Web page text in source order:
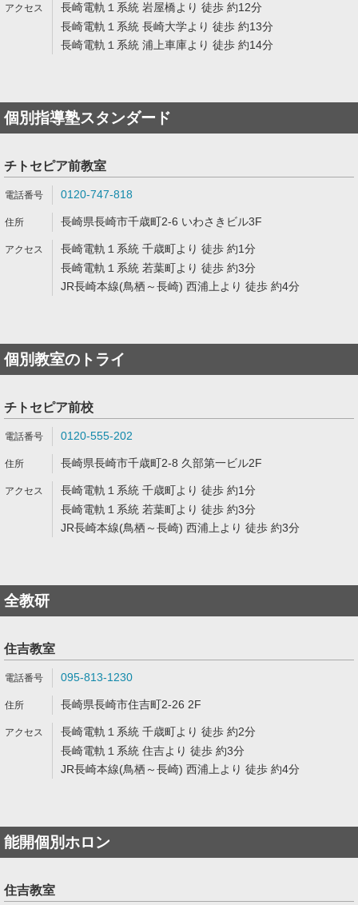
長崎電軌１系統 岩屋橋より 徒歩 約12分
長崎電軌１系統 長崎大学より 徒歩 約13分
長崎電軌１系統 浦上車庫より 徒歩 約14分
個別指導塾スタンダード
チトセピア前教室
0120-747-818
長崎県長崎市千歳町2-6 いわさきビル3F
長崎電軌１系統 千歳町より 徒歩 約1分
長崎電軌１系統 若葉町より 徒歩 約3分
JR長崎本線(鳥栖～長崎) 西浦上より 徒歩 約4分
個別教室のトライ
チトセピア前校
0120-555-202
長崎県長崎市千歳町2-8 久部第一ビル2F
長崎電軌１系統 千歳町より 徒歩 約1分
長崎電軌１系統 若葉町より 徒歩 約3分
JR長崎本線(鳥栖～長崎) 西浦上より 徒歩 約3分
全教研
住吉教室
095-813-1230
長崎県長崎市住吉町2-26 2F
長崎電軌１系統 千歳町より 徒歩 約2分
長崎電軌１系統 住吉より 徒歩 約3分
JR長崎本線(鳥栖～長崎) 西浦上より 徒歩 約4分
能開個別ホロン
住吉教室